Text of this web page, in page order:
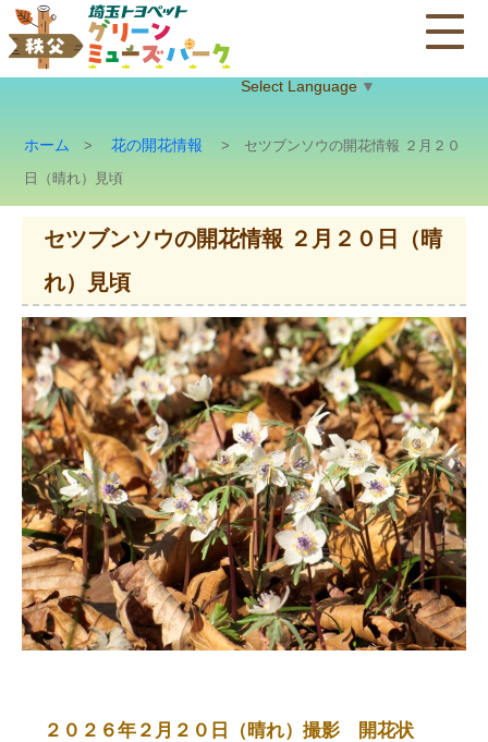
Select Language ▼
ホーム >花の開花情報 > セツブンソウの開花情報 ２月２０
日（晴れ）見頃
セツブンソウの開花情報 ２月２０日（晴
れ）見頃
２０２６年２月２０日（晴れ）撮影 開花状